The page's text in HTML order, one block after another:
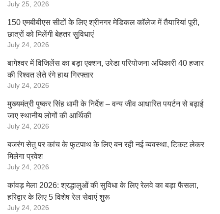
July 25, 2026
150 एमबीबीएस सीटों के लिए श्रीनगर मेडिकल कॉलेज में तैयारियां पूरी,
छात्रों को मिलेंगी बेहतर सुविधाएं
July 24, 2026
बागेश्वर में विजिलेंस का बड़ा एक्शन, उरेडा परियोजना अधिकारी 40 हजार
की रिश्वत लेते रंगे हाथ गिरफ्तार
July 24, 2026
मुख्यमंत्री पुष्कर सिंह धामी के निर्देश – वन्य जीव आधारित पयर्टन से बढ़ाई
जाए स्थानीय लोगों की आर्थिकी
July 24, 2026
बजरंग सेतु पर कांच के फुटपाथ के लिए बन रही नई व्यवस्था, टिकट लेकर
मिलेगा प्रवेश
July 24, 2026
कांवड़ मेला 2026: श्रद्धालुओं की सुविधा के लिए रेलवे का बड़ा फैसला,
हरिद्वार के लिए 5 विशेष रेल सेवाएं शुरू
July 24, 2026